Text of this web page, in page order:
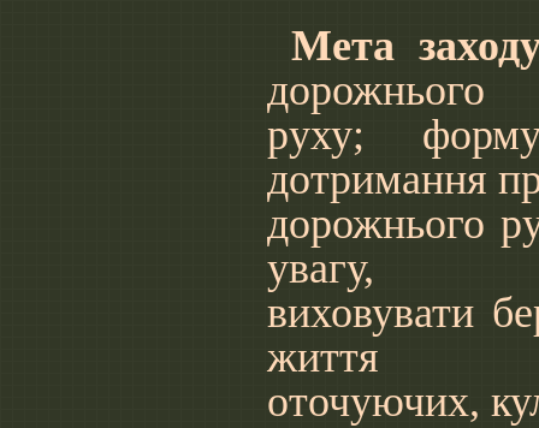
Мета
дорожнього
руху;
дотримання
дорожнього
увагу,
виховувати
життя
оточуючих,